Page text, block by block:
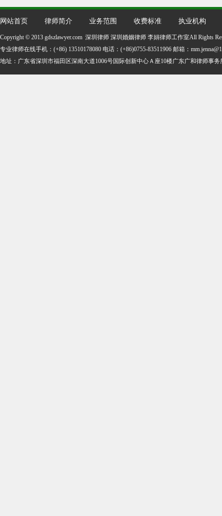
Copyright © 2013 gdszlawyer.com 深圳律师 深圳婚姻律师 李娟律师工作室All Rights
专业律师在线手机：(+86) 13510178080 电话：(+86)0755-83511906 邮箱：
地址： 广东省深圳市福田区深南大道1006号国际创新中心Ａ座10楼广东广和律师事务
网站首页 律师简介 业务范围 收费标准 执业机构